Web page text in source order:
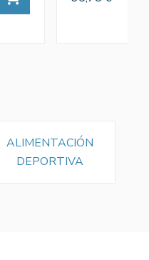
ALIMENTACIÓN
DEPORTIVA